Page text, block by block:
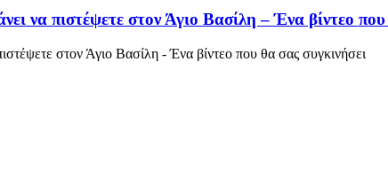
να πιστέψετε στον Άγιο Βασίλη – Ένα βίντεο
στον Άγιο Βασίλη - Ένα βίντεο που θα σας συγκινήσει